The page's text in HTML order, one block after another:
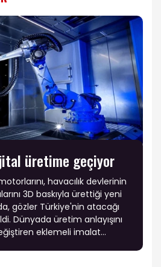
üretime geçiyor
havacılık devlerinin
3D baskıyla ürettiği yeni
gözler Türkiye'nin atacağı
Dünyada üretim anlayışını
eklemeli imalat